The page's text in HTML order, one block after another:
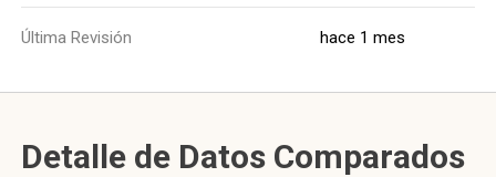
Última Revisión hace 1 mes
Detalle de Datos Comparados